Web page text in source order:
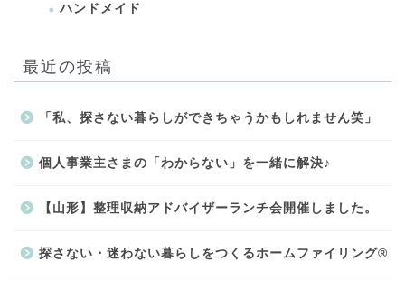
ハンドメイド
最近の投稿
「私、探さない暮らしができちゃうかもしれません笑」
個人事業主さまの「わからない」を一緒に解決♪
【山形】整理収納アドバイザーランチ会開催しました。
探さない・迷わない暮らしをつくるホームファイリング®